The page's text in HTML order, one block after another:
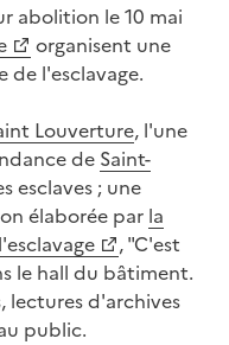
abolition le 10 mai
organisent une
de l'esclavage.
Louverture, l'une
de Saint-
esclaves ; une
élaborée par la
, "C'est
le hall du bâtiment.
lectures d'archives
public.